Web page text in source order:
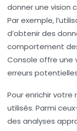
donner une vision
Par exemple,
d’obtenir des
comportement
Console offre une
erreurs
Pour enrichir
utilisés. Parmi
des analyses